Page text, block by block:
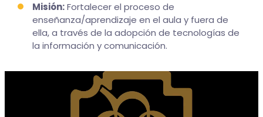
Misión:Fortalecer el proceso de
enseñanza/aprendizaje en el aula y fuera de
ella, a través de la adopción de tecnologías de
la información y comunicación.